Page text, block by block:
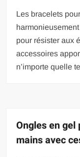
Les bracelets
pour résister aux
accessoires
n’importe quelle
Ongles en gel
mains avec